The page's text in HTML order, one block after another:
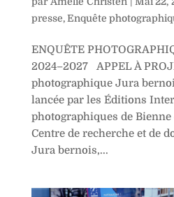
presse,Enquête
ENQUÊTE
2024–2027 APPEL À
photographique Jura
lancée par les Éditions
photographiques de Bienne
Centre de recherche et de
Jura bernois,...